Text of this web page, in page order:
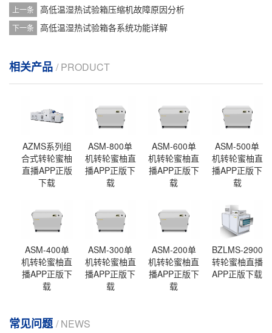
上一条 高低温湿热试验箱压缩机故障原因分析
下一条 高低温湿热试验箱各系统功能详解
相关产品 / PRODUCT
AZMS系列组
合式转轮蜜柚
直播APP正版
下载
ASM-800单
机转轮蜜柚直
播APP正版下
载
ASM-600单
机转轮蜜柚直
播APP正版下
载
ASM-500单
机转轮蜜柚直
播APP正版下
载
ASM-400单
机转轮蜜柚直
播APP正版下
载
ASM-300单
机转轮蜜柚直
播APP正版下
载
ASM-200单
机转轮蜜柚直
播APP正版下
载
BZLMS-2900
转轮蜜柚直播
APP正版下载
常见问题/ NEWS